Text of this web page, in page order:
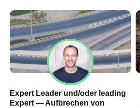
Expert Leader und/oder leading
Expert — Aufbrechen von
Datenschutzerklärung
Impressum